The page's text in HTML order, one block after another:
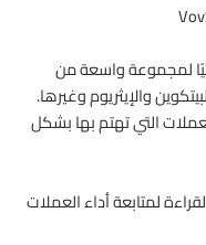
لمجموعة واسعة من
والإيثريوم وغيرها.
التي تهتم بها بشكل
لمتابعة أداء العملات